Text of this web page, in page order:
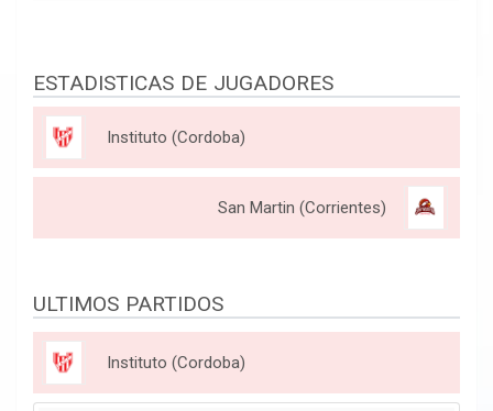
ESTADISTICAS DE JUGADORES
Instituto (Cordoba)
San Martin (Corrientes)
ULTIMOS PARTIDOS
Instituto (Cordoba)